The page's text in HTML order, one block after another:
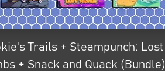
Trails + Steampunch: Lost
+ Snack and Quack (Bundle)